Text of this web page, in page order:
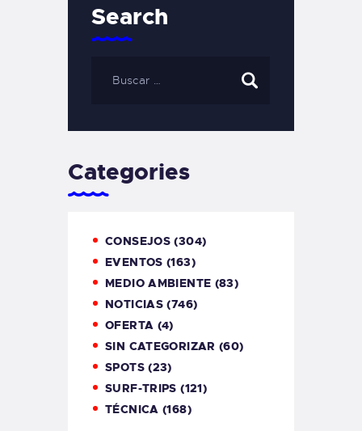
Search
Categories
CONSEJOS (304)
EVENTOS (163)
MEDIO AMBIENTE (83)
NOTICIAS (746)
OFERTA (4)
SIN CATEGORIZAR (60)
SPOTS(23)
SURF-TRIPS (121)
TÉCNICA (168)